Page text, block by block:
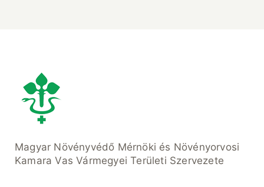
Magyar Növényvédő Mérnöki és Növényorvosi
Kamara Vas Vármegyei Területi Szervezete